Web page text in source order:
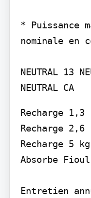
* Puissance
nominale en
NEUTRAL 13
NEUTRAL CA
Recharge 1,3
Recharge 2,6
Recharge 5
Absorbe
Entretien